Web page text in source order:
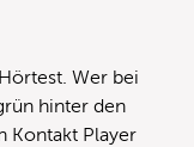
Wer bei
hinter den
Kontakt Player